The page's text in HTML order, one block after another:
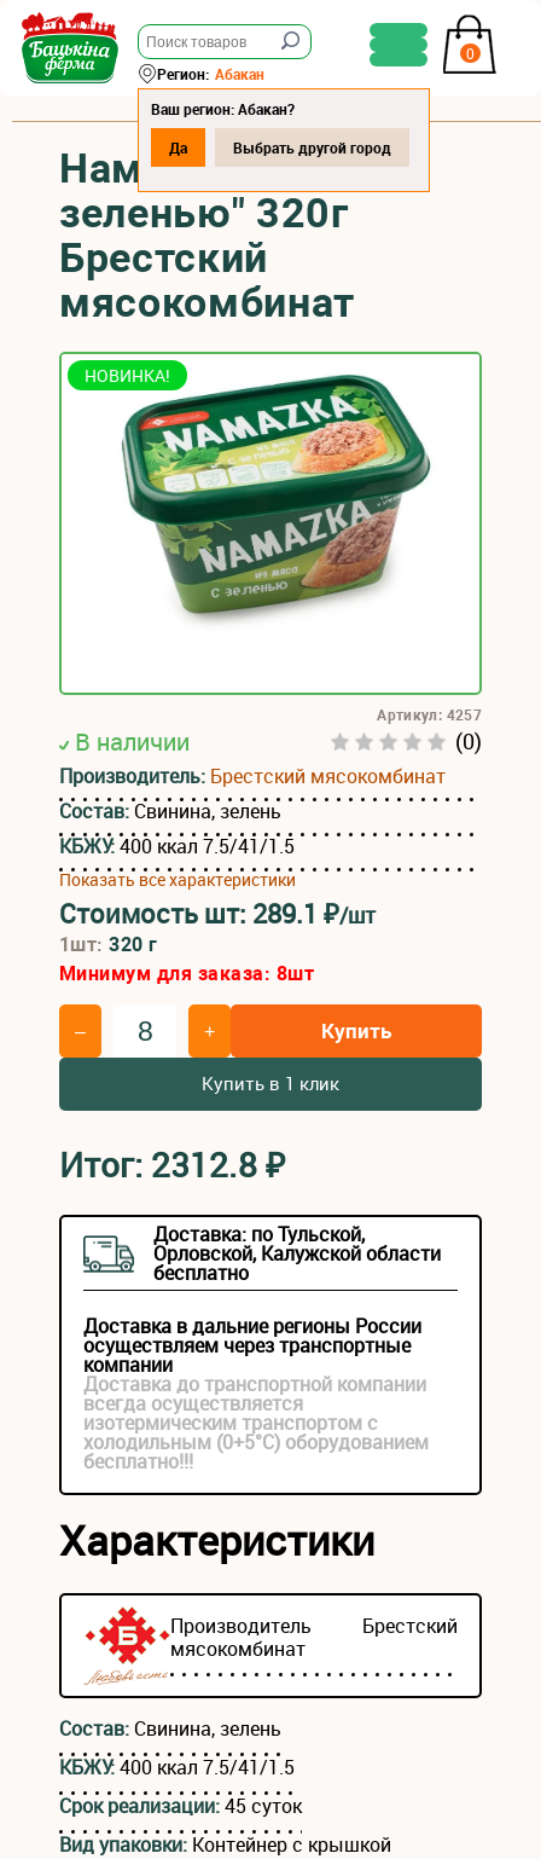
0
Регион: Абакан
Ваш регион: Абакан?
Да
Выбрать другой город
Намазка "С
зеленью" 320г
Брестский
мясокомбинат
НОВИНКА!
В наличии (0)
Артикул: 4257
Производитель: Брестский мясокомбинат
Состав: Свинина, зелень
КБЖУ:400 ккал 7.5/41/1.5
Показать все характеристики
Стоимость шт: 289.1 ₽/шт
1шт:320 г
Минимум для заказа: 8шт
– + Купить
Купить в 1 клик
Итог: 2312.8₽
Доставка: по Тульской,
Орловской, Калужской области
бесплатно
Доставка в дальние регионы России
осуществляем через транспортные
компании
Доставка до транспортной компании
всегда осуществляется
изотермическим транспортом с
холодильным (0+5°С) оборудованием
бесплатно!!!
Характеристики
Производитель Брестский
мясокомбинат
Состав: Свинина, зелень
КБЖУ:400 ккал 7.5/41/1.5
Срок реализации:45 суток
Вид упаковки: Контейнер с крышкой